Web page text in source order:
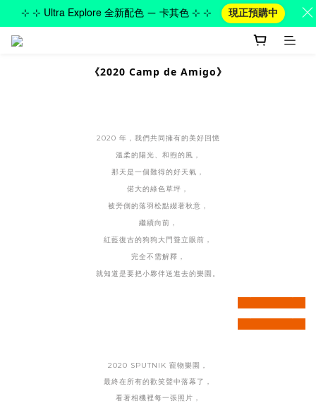
《2020 Camp de Amigo》
2020 年， 我們共同擁有的美好回憶
溫柔的陽光、和煦的風，
那天是一個難得的好天氣，
偌大的綠色草坪，
被旁側的落羽松點綴著秋意，
繼續向前，
紅藍復古的狗狗大門聳立眼前，
完全不需解釋，
就知道是要把小夥伴送進去的樂園。
prev
next
prev
next
2020 SPUTNIK 寵物樂園，
最終在所有的歡笑聲中落幕了，
看著相機裡每一張照片，
⊹ ⊹ Ultra Explore 全新配色 — 卡其色 ⊹ ⊹ 現正預購中